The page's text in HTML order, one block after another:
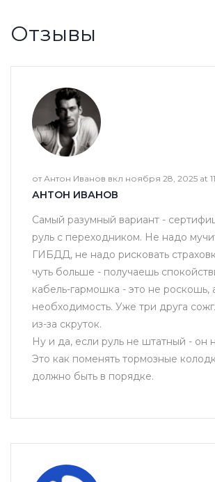
Отзывы
от Антон Иванов вкл ноября 28, 2025 at
АНТОН ИВАНОВ
Самый разумный вариант -
руль с переходником. Не надо
ГИБДД, не надо рисковать
чуть больше - получаешь
кабель-гармошка - это не роскошь,
необходимость. Уже три друга
из-за скруток.
Ну и да, если руль не штатный - он
Это как поменять тормозные
должно быть в порядке.